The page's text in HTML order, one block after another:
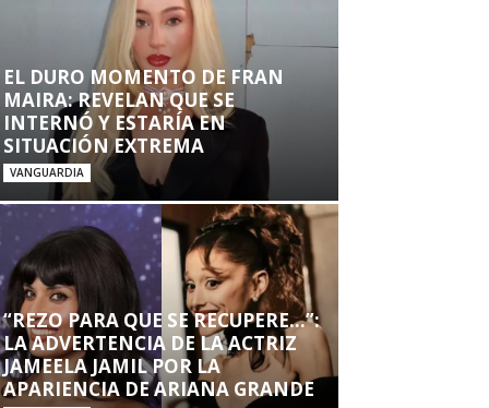
EL DURO MOMENTO DE FRAN
MAIRA: REVELAN QUE SE
INTERNÓ Y ESTARÍA EN
SITUACIÓN EXTREMA
VANGUARDIA
“REZO PARA QUE SE RECUPERE…”:
LA ADVERTENCIA DE LA ACTRIZ
JAMEELA JAMIL POR LA
APARIENCIA DE ARIANA GRANDE